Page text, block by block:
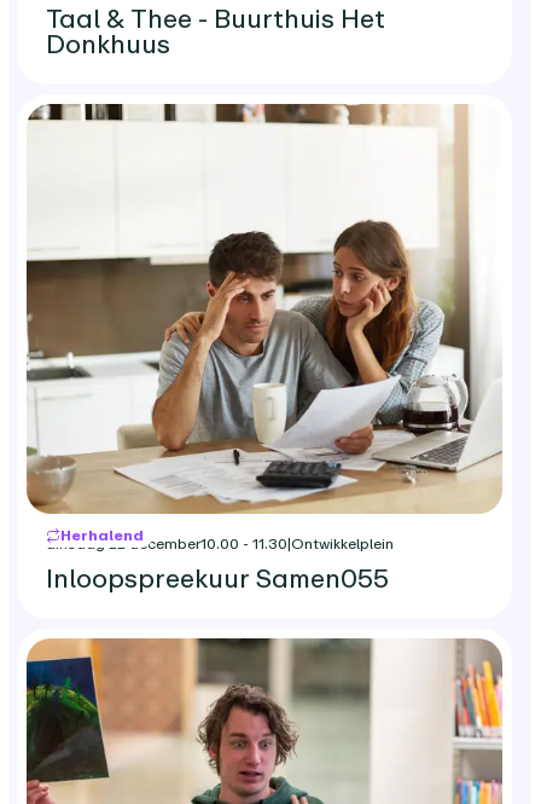
Taal & Thee - Buurthuis Het
Donkhuus
Herhalend
dinsdag 22 december10.00 - 11.30|Ontwikkelplein
Inloopspreekuur Samen055